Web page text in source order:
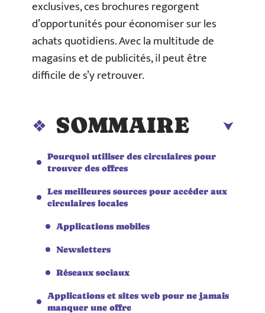
exclusives, ces brochures regorgent
d’opportunités pour économiser sur les
achats quotidiens. Avec la multitude de
magasins et de publicités, il peut être
difficile de s’y retrouver.
SOMMAIRE
Pourquoi utiliser des circulaires pour
trouver des offres
Les meilleures sources pour accéder aux
circulaires locales
Applications mobiles
Newsletters
Réseaux sociaux
Applications et sites web pour ne jamais
manquer une offre